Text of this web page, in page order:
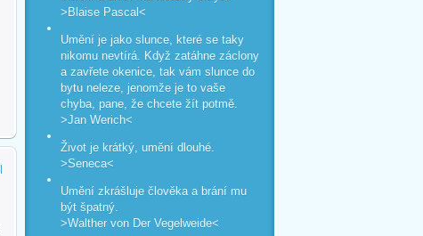
>Blaise Pascal<
Umění je jako slunce, které se taky
nikomu nevtírá. Když zatáhne záclony
a zavřete okenice, tak vám slunce do
bytu neleze, jenomže je to vaše
chyba, pane, že chcete žít potmě.
>Jan Werich<
Život je krátký, umění dlouhé.
>Seneca<
Umění zkrášluje člověka a brání mu
být špatný.
>Walther von Der Vegelweide<